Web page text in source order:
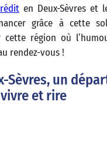
en Deux-Sèvres et
grâce à cette
cette région où
rendez-vous !
Sèvres, un
et rire